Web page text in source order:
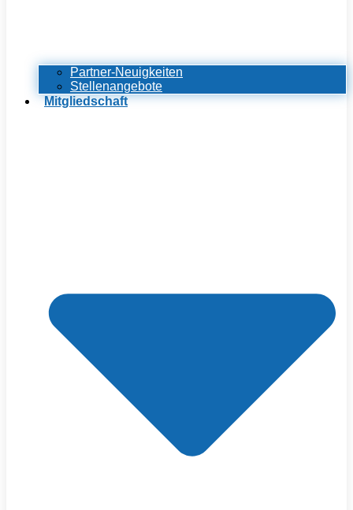
Partner-Neuigkeiten
Stellenangebote
Mitgliedschaft